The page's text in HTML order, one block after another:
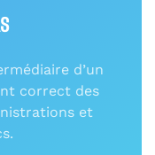
d’un
correct des
et